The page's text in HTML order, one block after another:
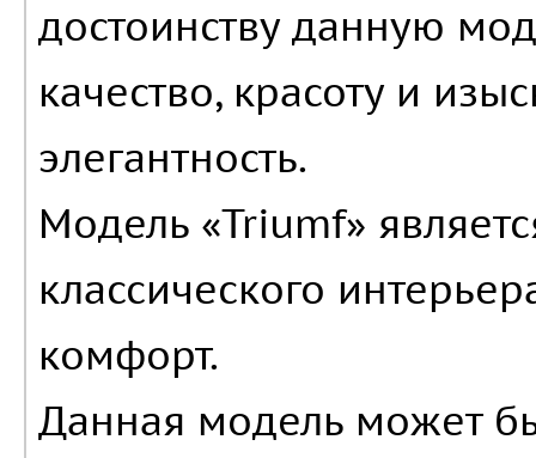
достоинству данную
качество, красоту и
элегантность.
Модель «Triumf»
классического
комфорт.
Данная модель может